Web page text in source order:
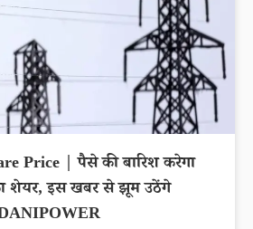
Price | पैसे की बारिश करेगा
शेयर, इस खबर से झूम उठेंगे